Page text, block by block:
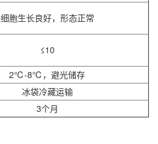
细胞生长良好，形态正常
≤10
2℃-8℃，避光储存
冰袋冷藏运输
3个月